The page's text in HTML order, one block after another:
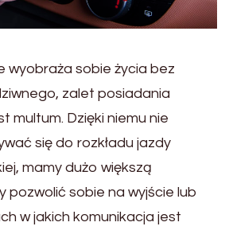
wyobraża sobie życia bez
zalet posiadania
multum. Dzięki niemu nie
się do rozkładu jazdy
mamy dużo większą
pozwolić sobie na wyjście lub
w jakich komunikacja jest